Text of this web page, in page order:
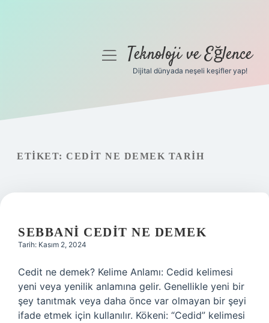
Gizlilik Politikası
menüyüTeknoloji ve Eğlence
Dijital dünyada neşeli keşifler yap!
ETIKET: CEDIT NE DEMEK TARIH
SEBBANI CEDIT NE DEMEK
Tarih: Kasım 2, 2024
Cedit ne demek? Kelime Anlamı: Cedid kelimesi
yeni veya yenilik anlamına gelir. Genellikle yeni bir
şey tanıtmak veya daha önce var olmayan bir şeyi
ifade etmek için kullanılır. Kökeni: “Cedid” kelimesi